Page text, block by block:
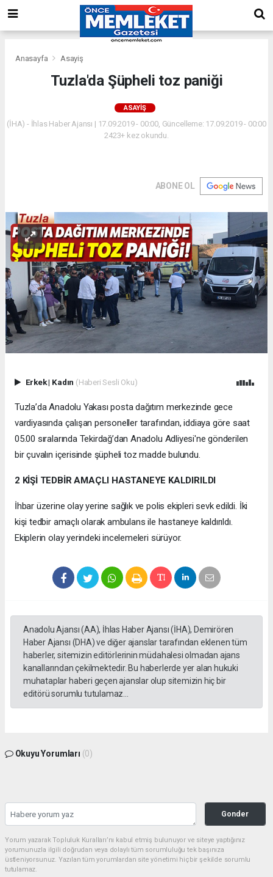
Anasayfa Asayiş
Tuzla'da Şüpheli toz paniği
ASAYIŞ
(İHA) - İhlas Haber Ajansı | 17.09.2019 - 00:00, Güncelleme: 17.09.2019 - 00:00
2423+ kez okundu.
ABONE OL
Erkek| Kadın (Haberi Sesli Oku)
Tuzla’da Anadolu Yakası posta dağıtım merkezinde gece
vardiyasında çalışan personeller tarafından, iddiaya göre saat
05.00 sıralarında Tekirdağ’dan Anadolu Adliyesi'ne gönderilen
bir çuvalın içerisinde şüpheli toz madde bulundu.
2 KİŞİ TEDBİR AMAÇLI HASTANEYE KALDIRILDI
İhbar üzerine olay yerine sağlık ve polis ekipleri sevk edildi. İki
kişi tedbir amaçlı olarak ambulans ile hastaneye kaldırıldı.
Ekiplerin olay yerindeki incelemeleri sürüyor.
Anadolu Ajansı (AA), İhlas Haber Ajansı (İHA), Demirören
Haber Ajansı (DHA) ve diğer ajanslar tarafından eklenen tüm
haberler, sitemizin editörlerinin müdahalesi olmadan ajans
kanallarından çekilmektedir. Bu haberlerde yer alan hukuki
muhataplar haberi geçen ajanslar olup sitemizin hiç bir
editörü sorumlu tutulamaz...
Okuyu Yorumları (0)
Gonder
Yorum yazarak Topluluk Kuralları’nı kabul etmiş bulunuyor ve siteye yaptığınız
yorumunuzla ilgili doğrudan veya dolaylı tüm sorumluluğu tek başınıza
üstleniyorsunuz. Yazılan tüm yorumlardan site yönetimi hiçbir şekilde sorumlu
tutulamaz.